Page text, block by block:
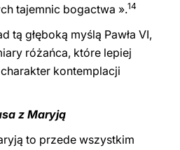
tajemnic bogactwa ».14
tą głęboką myślą Pawła VI,
różańca, które lepiej
kontemplacji
z Maryją
to przede wszystkim